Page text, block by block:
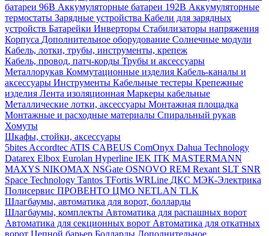
батареи 96В Аккумуляторные батареи 192В Аккумуляторные
термостаты Зарядные устройства Кабели для зарядных
устройств Батарейки Инверторы Стабилизаторы напряжения
Корпуса Дополнительное оборудование Солнечные модули
Кабель, лотки, трубы, инструменты, крепеж
Кабель, провод, патч-корды Трубы и аксессуары
Металлорукав Коммутационные изделия Кабель-каналы и
аксессуары Инструменты Кабельные тестеры Крепежные
изделия Лента изоляционная Маркеры кабельные
Металлические лотки, аксессуары Монтажная площадка
Монтажные и расходные материалы Спиральный рукав
Хомуты
Шкафы, стойки, аксессуары
5bites Accordtec ATIS CABEUS ComOnyx Dahua Technology
Datarex Elbox Eurolan Hyperline IEK ITK MASTERMANN
MAXYS NIKOMAX NSGate OSNOVO REM Rexant SLT SNR
Space Technology Tantos TFortis WRLine ДКС МЭК-Электрика
Полисервис ПРОВЕНТО ЦМО NETLAN TLK
Шлагбаумы, автоматика для ворот, болларды
Шлагбаумы, комплекты Автоматика для распашных ворот
Автоматика для секционных ворот Автоматика для откатных
ворот Цепной барьер Болларды Дополнительное